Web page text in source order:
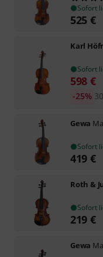
Sofort
525 €
Karl
Sofort
598 €
-25%
Gewa
Sofort
419 €
Roth &
Sofort
219 €
Gewa